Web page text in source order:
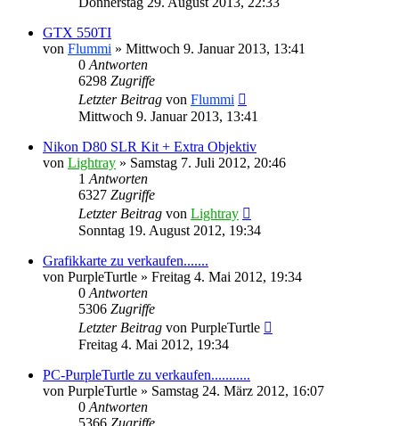
GTX 550TI
von Flummi » Mittwoch 9. Januar 2013, 13:41
0 Antworten
6298 Zugriffe
Letzter Beitrag von Flummi
Mittwoch 9. Januar 2013, 13:41
Nikon D80 SLR Kit + Extra Objektiv
von Lightray » Samstag 7. Juli 2012, 20:46
1 Antworten
6327 Zugriffe
Letzter Beitrag von Lightray
Sonntag 19. August 2012, 19:34
Grafikkarte zu verkaufen.......
von PurpleTurtle » Freitag 4. Mai 2012, 19:34
0 Antworten
5306 Zugriffe
Letzter Beitrag von PurpleTurtle
Freitag 4. Mai 2012, 19:34
PC-PurpleTurtle zu verkaufen...........
von PurpleTurtle » Samstag 24. März 2012, 16:07
0 Antworten
5366 Zugriffe